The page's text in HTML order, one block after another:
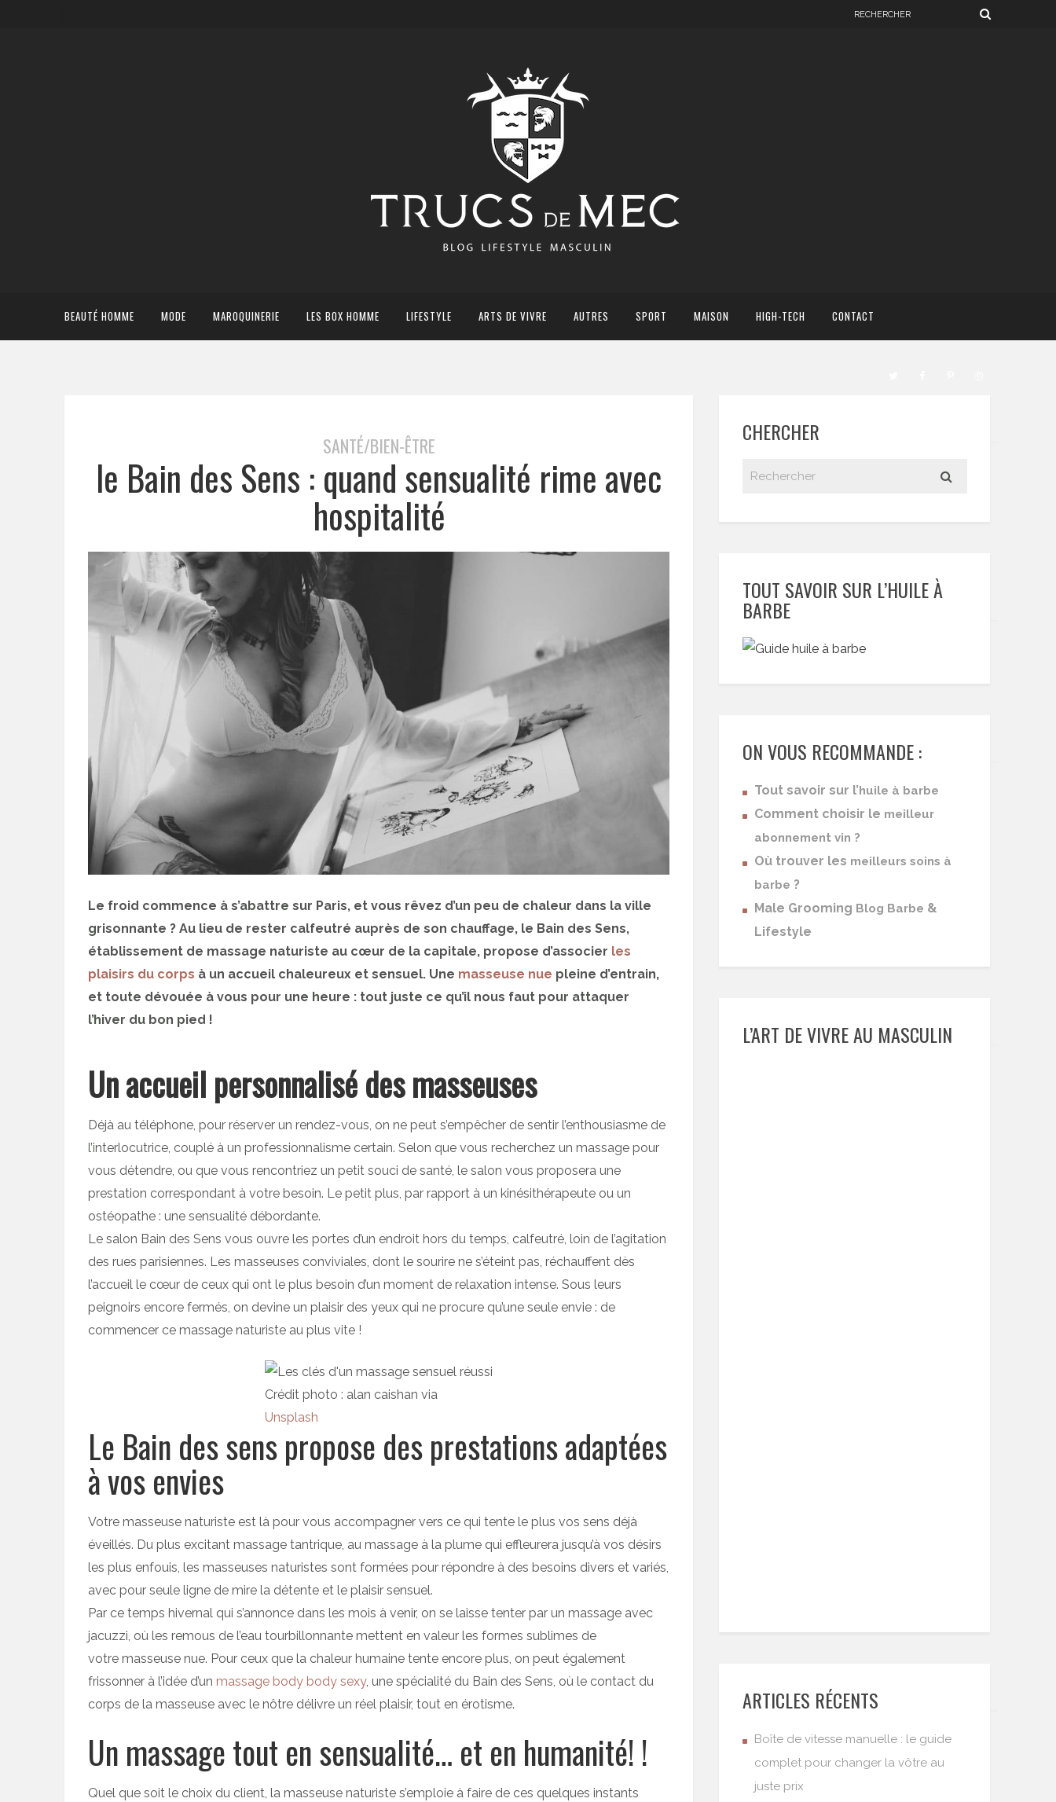
BEAUTÉ HOMME MODE MAROQUINERIE LES BOX HOMME LIFESTYLE ARTS DE VIVRE AUTRES SPORT MAISON HIGH-TECH CONTACT
SANTÉ/BIEN-ÊTRE
le Bain des Sens : quand sensualité rime avec
hospitalité
Le froid commence à s’abattre sur Paris, et vous rêvez d’un peu de chaleur dans la ville
grisonnante ? Au lieu de rester calfeutré auprès de son chauffage, le Bain des Sens,
établissement de massage naturiste au cœur de la capitale, propose d’associer les
plaisirs du corps à un accueil chaleureux et sensuel. Une masseuse nue pleine d’entrain,
et toute dévouée à vous pour une heure : tout juste ce qu’il nous faut pour attaquer
l’hiver du bon pied !
Un accueil personnalisé des masseuses
Déjà au téléphone, pour réserver un rendez-vous, on ne peut s’empêcher de sentir l’enthousiasme de
l’interlocutrice, couplé à un professionnalisme certain. Selon que vous recherchez un massage pour
vous détendre, ou que vous rencontriez un petit souci de santé, le salon vous proposera une
prestation correspondant à votre besoin. Le petit plus, par rapport à un kinésithérapeute ou un
ostéopathe : une sensualité débordante.
Le salon Bain des Sens vous ouvre les portes d’un endroit hors du temps, calfeutré, loin de l’agitation
des rues parisiennes. Les masseuses conviviales, dont le sourire ne s’éteint pas, réchauffent dès
l’accueil le cœur de ceux qui ont le plus besoin d’un moment de relaxation intense. Sous leurs
peignoirs encore fermés, on devine un plaisir des yeux qui ne procure qu’une seule envie : de
commencer ce massage naturiste au plus vite !
Crédit photo : alan caishan via
Unsplash
Le Bain des sens propose des prestations adaptées
à vos envies
Votre masseuse naturiste est là pour vous accompagner vers ce qui tente le plus vos sens déjà
éveillés. Du plus excitant massage tantrique, au massage à la plume qui effleurera jusqu’à vos désirs
les plus enfouis, les masseuses naturistes sont formées pour répondre à des besoins divers et variés,
avec pour seule ligne de mire la détente et le plaisir sensuel.
Par ce temps hivernal qui s’annonce dans les mois à venir, on se laisse tenter par un massage avec
jacuzzi, où les remous de l’eau tourbillonnante mettent en valeur les formes sublimes de
votre masseuse nue. Pour ceux que la chaleur humaine tente encore plus, on peut également
frissonner à l’idée d’un massage body body sexy, une spécialité du Bain des Sens, où le contact du
corps de la masseuse avec le nôtre délivre un réel plaisir, tout en érotisme.
Un massage tout en sensualité… et en humanité! !
Quel que soit le choix du client, la masseuse naturiste s’emploie à faire de ces quelques instants
CHERCHER
TOUT SAVOIR SUR L’HUILE À
BARBE
ON VOUS RECOMMANDE :
Tout savoir sur l’huile à barbe
Comment choisir le meilleur
abonnement vin ?
Où trouver les meilleurs soins à
barbe ?
Male Grooming Blog Barbe &
Lifestyle
L’ART DE VIVRE AU MASCULIN
ARTICLES RÉCENTS
Boîte de vitesse manuelle : le guide
complet pour changer la vôtre au
juste prix